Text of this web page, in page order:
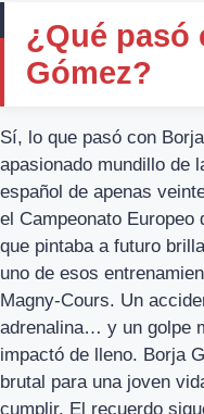
¿Qué pasó
Gómez?
Sí, lo que pasó con
apasionado mundillo de
español de apenas
el Campeonato
que pintaba a futuro
uno de esos
Magny-Cours. Un
adrenalina… y un golpe
impactó de lleno. Borja
brutal para una joven
cumplir. El recuerdo